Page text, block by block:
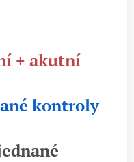
+ akutní
kontroly